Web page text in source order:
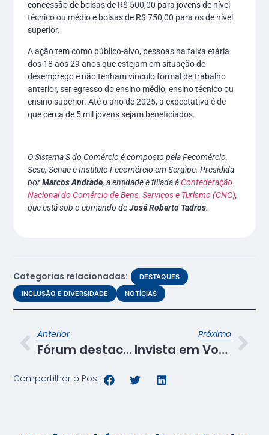
concessão de bolsas de R$ 500,00 para jovens de nível
técnico ou médio e bolsas de R$ 750,00 para os de nível
superior.
A ação tem como público-alvo, pessoas na faixa etária
dos 18 aos 29 anos que estejam em situação de
desemprego e não tenham vínculo formal de trabalho
anterior, ser egresso do ensino médio, ensino técnico ou
ensino superior. Até o ano de 2025, a expectativa é de
que cerca de 5 mil jovens sejam beneficiados.
O Sistema S do Comércio é composto pela Fecomércio,
Sesc, Senac e Instituto Fecomércio em Sergipe. Presidida
porMarcos Andrade, a entidade é filiada àConfederação
Nacional do Comércio de Bens, Serviços e Turismo (CNC),
que está sob o comando deJosé Roberto Tadros.
Categorias relacionadas:
DESTAQUES
INCLUSÃO E DIVERSIDADE
NOTÍCIAS
Anterior
Fórum destaca o Programa de Aprendizagem como ferramenta de transformação social de jovens
Próximo
Invista em Você – Faça Senac atrai mais de 200 pessoas em Lagarto
Compartilhar o Post: